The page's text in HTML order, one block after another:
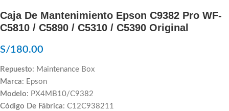
Caja De Mantenimiento Epson C9382 Pro WF-
C5810 / C5890 / C5310 / C5390 Original
S/180.00
Repuesto: Maintenance Box
Marca: Epson
Modelo: PX4MB10/C9382
Código De Fábrica: C12C938211